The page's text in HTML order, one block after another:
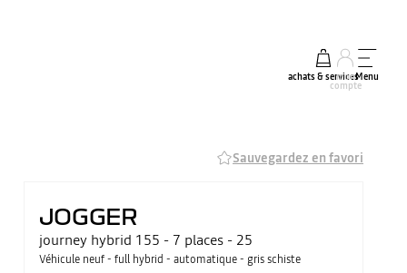
achats & services
mon
compte
Menu
Sauvegardez en favori
JOGGER
journey hybrid 155 - 7 places - 25
Véhicule neuf - full hybrid - automatique - gris schiste